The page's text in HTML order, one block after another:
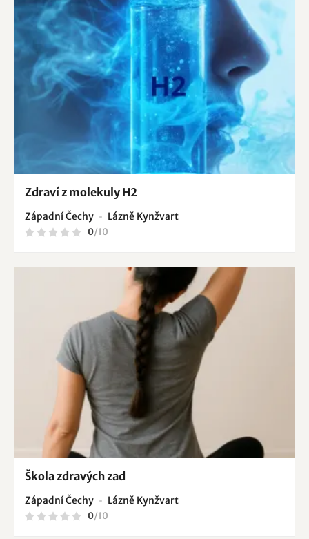
Zdraví z molekuly H2
Západní Čechy Lázně Kynžvart
0/10
Škola zdravých zad
Západní Čechy Lázně Kynžvart
0/10